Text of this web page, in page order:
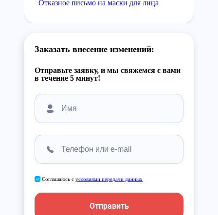
Отказное письмо на маски для лица
Заказать внесение изменений:
Отправьте заявку, и мы свяжемся с вами
в течение 5 минут!
Соглашаюсь с условиями передачи данных
Отправить